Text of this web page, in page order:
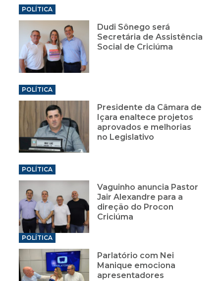
POLÍTICA
Dudi Sônego será
Secretária de Assistência
Social de Criciúma
POLÍTICA
Presidente da Câmara de
Içara enaltece projetos
aprovados e melhorias
no Legislativo
POLÍTICA
Vaguinho anuncia Pastor
Jair Alexandre para a
direção do Procon
Criciúma
POLÍTICA
Parlatório com Nei
Manique emociona
apresentadores